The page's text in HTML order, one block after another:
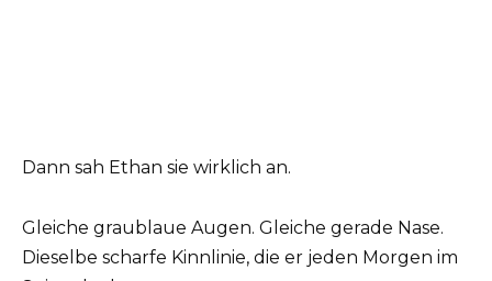
Dann sah Ethan sie wirklich an.
Gleiche graublaue Augen. Gleiche gerade Nase.
Dieselbe scharfe Kinnlinie, die er jeden Morgen im